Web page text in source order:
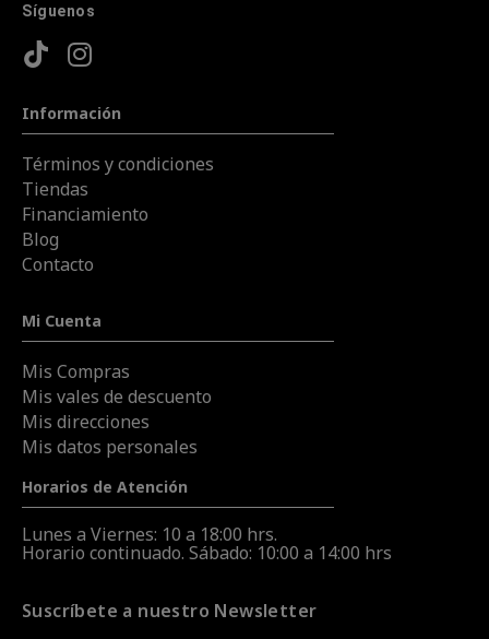
Síguenos
Información
Términos y condiciones
Tiendas
Financiamiento
Blog
Contacto
Mi Cuenta
Mis Compras
Mis vales de descuento
Mis direcciones
Mis datos personales
Horarios de Atención
Lunes a Viernes: 10 a 18:00 hrs.
Horario continuado. Sábado: 10:00 a 14:00 hrs
Suscríbete a nuestro Newsletter